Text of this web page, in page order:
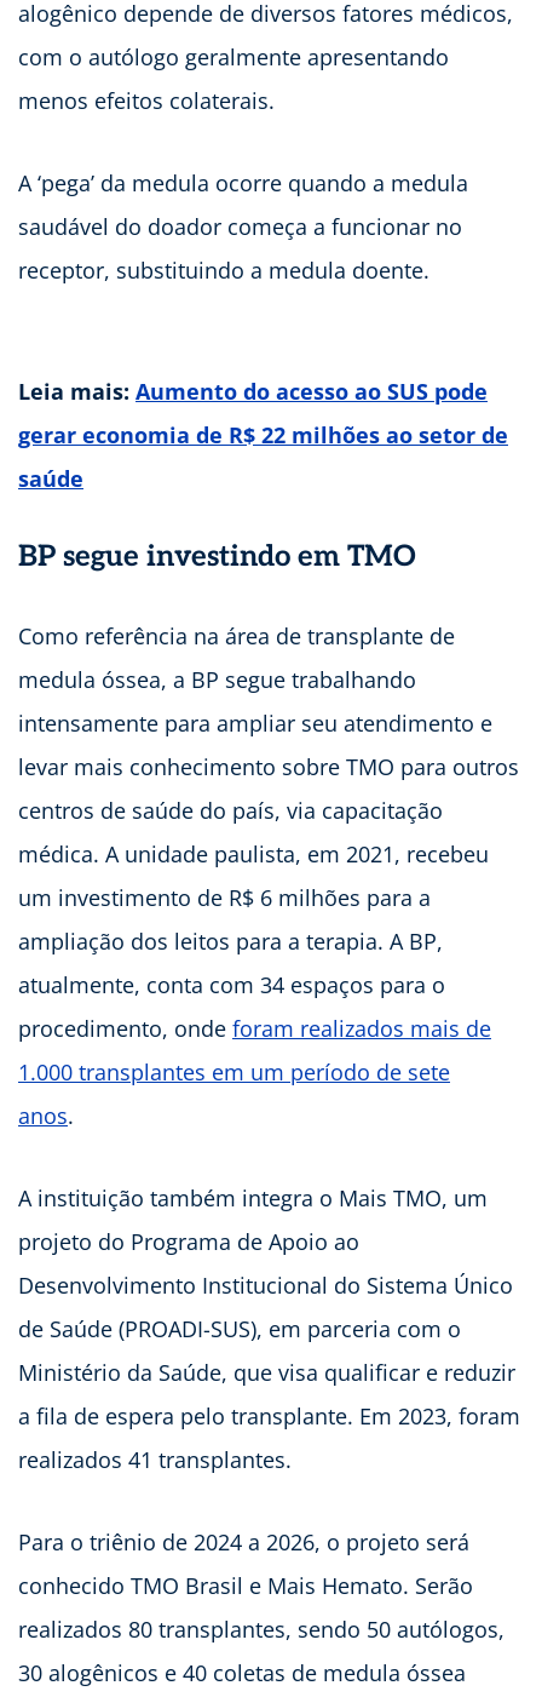
alogênico depende de diversos fatores médicos,
com o autólogo geralmente apresentando
menos efeitos colaterais.
A ‘pega’ da medula ocorre quando a medula
saudável do doador começa a funcionar no
receptor, substituindo a medula doente.
Leia mais: Aumento do acesso ao SUS pode
gerar economia de R$ 22 milhões ao setor de
saúde
BP segue investindo em TMO
Como referência na área de transplante de
medula óssea, a BP segue trabalhando
intensamente para ampliar seu atendimento e
levar mais conhecimento sobre TMO para outros
centros de saúde do país, via capacitação
médica. A unidade paulista, em 2021, recebeu
um investimento de R$ 6 milhões para a
ampliação dos leitos para a terapia. A BP,
atualmente, conta com 34 espaços para o
procedimento, onde foram realizados mais de
1.000 transplantes em um período de sete
anos.
A instituição também integra o Mais TMO, um
projeto do Programa de Apoio ao
Desenvolvimento Institucional do Sistema Único
de Saúde (PROADI-SUS), em parceria com o
Ministério da Saúde, que visa qualificar e reduzir
a fila de espera pelo transplante. Em 2023, foram
realizados 41 transplantes.
Para o triênio de 2024 a 2026, o projeto será
conhecido TMO Brasil e Mais Hemato. Serão
realizados 80 transplantes, sendo 50 autólogos,
30 alogênicos e 40 coletas de medula óssea